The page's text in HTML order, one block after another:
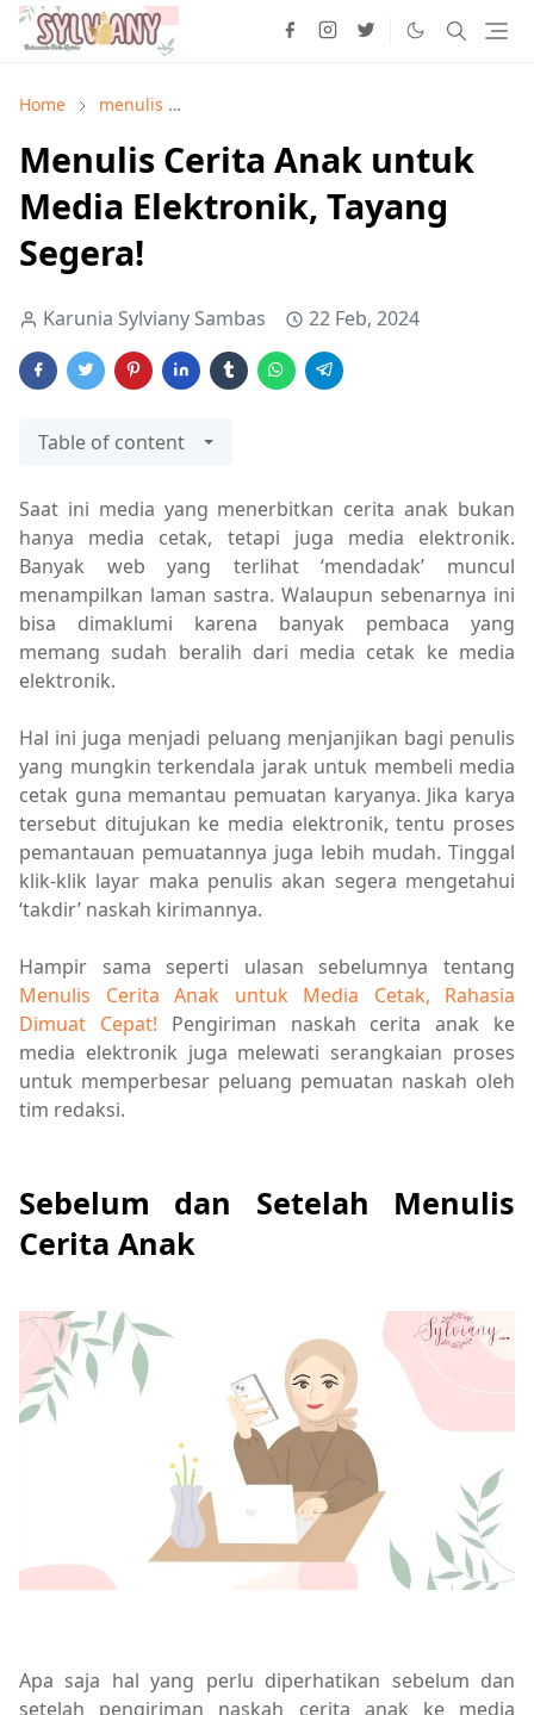
Home menulis
Menulis Cerita Anak untuk
Media Elektronik, Tayang
Segera!
Karunia Sylviany Sambas 22 Feb, 2024
Table of content
Saat ini media yang menerbitkan cerita anak bukan
hanya media cetak, tetapi juga media elektronik.
Banyak web yang terlihat ‘mendadak’ muncul
menampilkan laman sastra. Walaupun sebenarnya ini
bisa dimaklumi karena banyak pembaca yang
memang sudah beralih dari media cetak ke media
elektronik.
Hal ini juga menjadi peluang menjanjikan bagi penulis
yang mungkin terkendala jarak untuk membeli media
cetak guna memantau pemuatan karyanya. Jika karya
tersebut ditujukan ke media elektronik, tentu proses
pemantauan pemuatannya juga lebih mudah. Tinggal
klik-klik layar maka penulis akan segera mengetahui
‘takdir’ naskah kirimannya.
Hampir sama seperti ulasan sebelumnya tentang
Menulis Cerita Anak untuk Media Cetak, Rahasia
Dimuat Cepat! Pengiriman naskah cerita anak ke
media elektronik juga melewati serangkaian proses
untuk memperbesar peluang pemuatan naskah oleh
tim redaksi.
Sebelum dan Setelah Menulis
Cerita Anak
Apa saja hal yang perlu diperhatikan sebelum dan
setelah pengiriman naskah cerita anak ke media